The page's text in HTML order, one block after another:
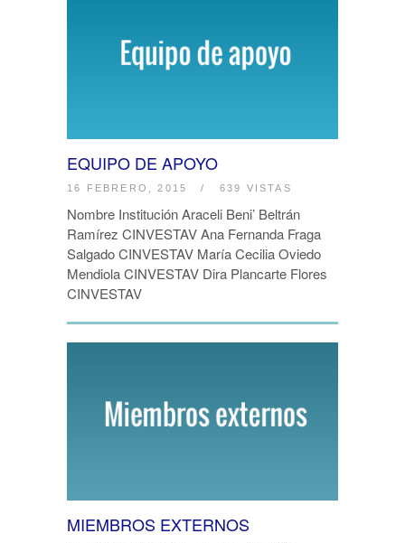
EQUIPO DE APOYO
16 FEBRERO, 2015 / 639 VISTAS
Nombre Institución Araceli Beni’ Beltrán
Ramírez CINVESTAV Ana Fernanda Fraga
Salgado CINVESTAV María Cecilia Oviedo
Mendiola CINVESTAV Dira Plancarte Flores
CINVESTAV
MIEMBROS EXTERNOS